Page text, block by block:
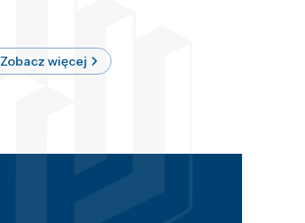
Zobacz więcej